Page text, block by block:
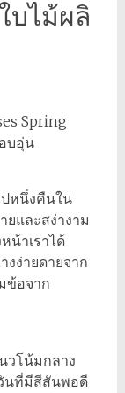
บไม้ผลิ
Spring
บอุ่น
หนึ่งคืนใน
ยและสง่างาม
น้าเราได้
งง่ายดายจาก
ข้อจาก
วโน้มกลาง
นที่มีสีสันพอดี